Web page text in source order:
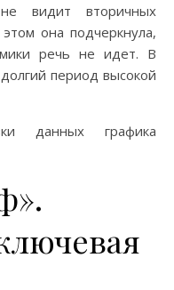
видит вторичных
она подчеркнула,
речь не идет. В
период высокой
данных графика